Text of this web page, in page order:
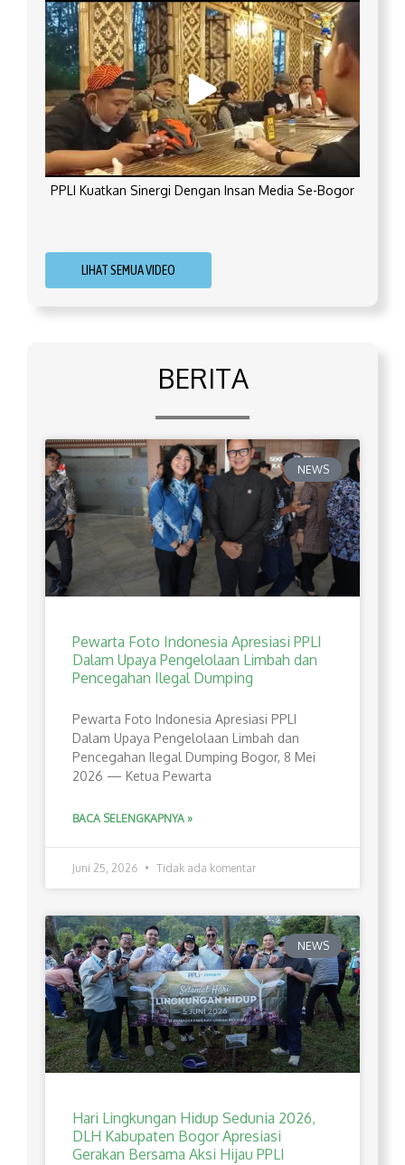
PPLI Kuatkan Sinergi Dengan Insan Media Se-Bogor
LIHAT SEMUA VIDEO
BERITA
NEWS
Pewarta Foto Indonesia Apresiasi PPLI
Dalam Upaya Pengelolaan Limbah dan
Pencegahan Ilegal Dumping
Pewarta Foto Indonesia Apresiasi PPLI
Dalam Upaya Pengelolaan Limbah dan
Pencegahan Ilegal Dumping Bogor, 8 Mei
2026 — Ketua Pewarta
BACA SELENGKAPNYA »
Juni 25, 2026 Tidak ada komentar
NEWS
Hari Lingkungan Hidup Sedunia 2026,
DLH Kabupaten Bogor Apresiasi
Gerakan Bersama Aksi Hijau PPLI